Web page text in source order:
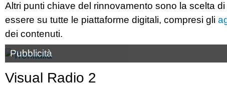
Altri punti chiave del rinnovamento sono la scelta
essere su tutte le piattaforme digitali, compresi gli
dei contenuti.
Pubblicità
Visual Radio 2